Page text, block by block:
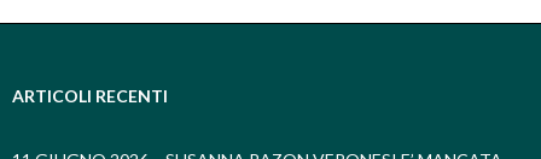
ARTICOLI RECENTI